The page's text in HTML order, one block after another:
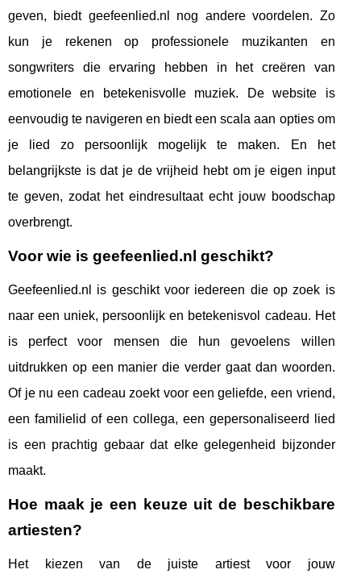
geven, biedt geefeenlied.nl nog andere voordelen. Zo
kun je rekenen op professionele muzikanten en
songwriters die ervaring hebben in het creëren van
emotionele en betekenisvolle muziek. De website is
eenvoudig te navigeren en biedt een scala aan opties om
je lied zo persoonlijk mogelijk te maken. En het
belangrijkste is dat je de vrijheid hebt om je eigen input
te geven, zodat het eindresultaat echt jouw boodschap
overbrengt.
Voor wie is geefeenlied.nl geschikt?
Geefeenlied.nl is geschikt voor iedereen die op zoek is
naar een uniek, persoonlijk en betekenisvol cadeau. Het
is perfect voor mensen die hun gevoelens willen
uitdrukken op een manier die verder gaat dan woorden.
Of je nu een cadeau zoekt voor een geliefde, een vriend,
een familielid of een collega, een gepersonaliseerd lied
is een prachtig gebaar dat elke gelegenheid bijzonder
maakt.
Hoe maak je een keuze uit de beschikbare
artiesten?
Het kiezen van de juiste artiest voor jouw